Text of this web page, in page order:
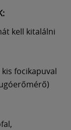
kell kitalálni
focikapuval